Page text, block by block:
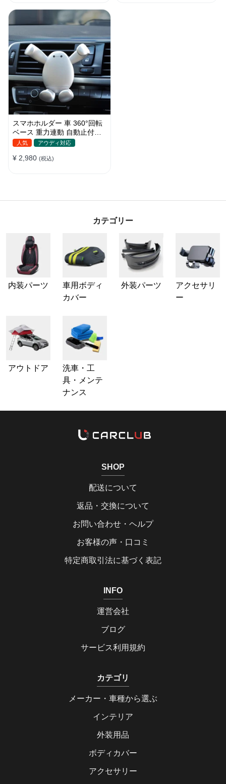
スマホホルダー 車 360°回転
ベース 重力連動 自動止付け
車 スマホスタンド 車載 携帯
車用 エアコン吹き出し口 取
人気 アウディ対応
¥ 2,980 (税込)
カテゴリー
内装パーツ
車用ボディ
カバー
外装パーツ
アクセサリ
ー
アウトドア
洗車・工
具・メンテ
ナンス
SHOP
配送について
返品・交換について
お問い合わせ・ヘルプ
お客様の声・口コミ
特定商取引法に基づく表記
INFO
運営会社
ブログ
サービス利用規約
カテゴリ
メーカー・車種から選ぶ
インテリア
外装用品
ボディカバー
アクセサリー